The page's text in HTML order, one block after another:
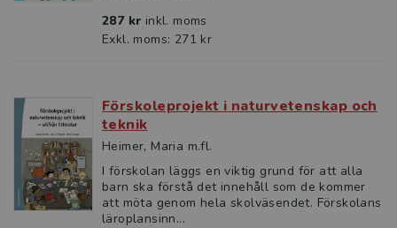
287 kr inkl. moms
Exkl. moms: 271 kr
Förskoleprojekt i naturvetenskap och
teknik
Heimer, Maria m.fl.
I förskolan läggs en viktig grund för att alla
barn ska förstå det innehåll som de kommer
att möta genom hela skolväsendet. Förskolans
läroplansinn...